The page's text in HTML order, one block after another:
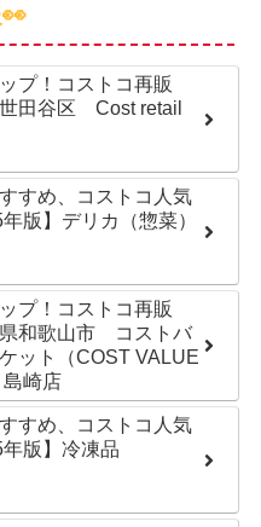
プ！コストコ再販
田谷区 Cost retail
すめ、コストコ人気
版】デリカ（惣菜）
プ！コストコ再販
和歌山市 コストバ
ット（COST VALUE
崎店
すめ、コストコ人気
版】冷凍品